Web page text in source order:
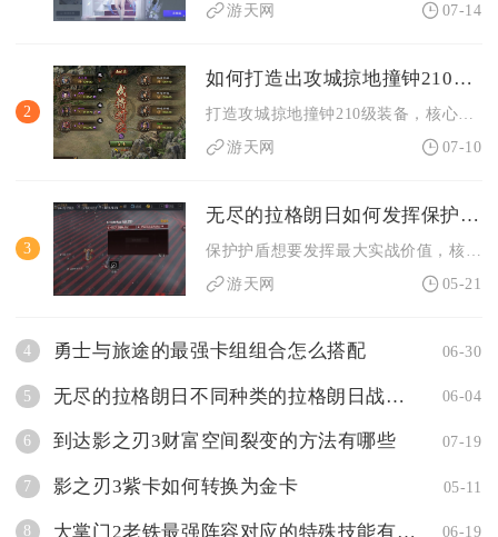
游天网
07-14
2
如何打造出攻城掠地撞钟210级装备
打造攻城掠地撞钟210级装备，核心是集齐撞钟专属图纸、囤足陨...
游天网
07-10
3
无尽的拉格朗日如何发挥保护护盾作用
保护护盾想要发挥最大实战价值，核心在于做好舰船阵容搭配、护盾...
游天网
05-21
4 勇士与旅途的最强卡组组合怎么搭配 06-30
5 无尽的拉格朗日不同种类的拉格朗日战舰有何不同的作用 06-04
6 到达影之刃3财富空间裂变的方法有哪些 07-19
7 影之刃3紫卡如何转换为金卡 05-11
8 大掌门2老铁最强阵容对应的特殊技能有哪些 06-19